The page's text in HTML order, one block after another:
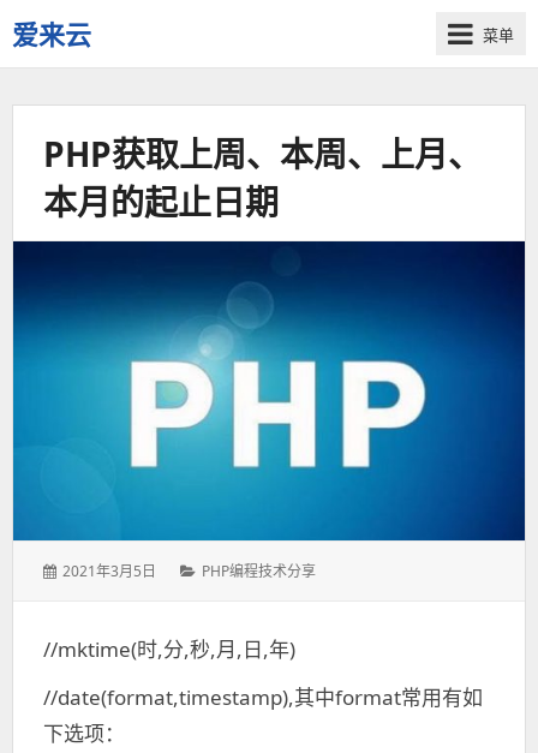
爱来云
积
累
菜单
PHP获取上周、本周、上月、
本月的起止日期
发
2021年3月5日
分
PHP编程技术分享
//mktime(时,分,秒,月,日,年)
//date(format,timestamp),其中format常用有如
下选项：